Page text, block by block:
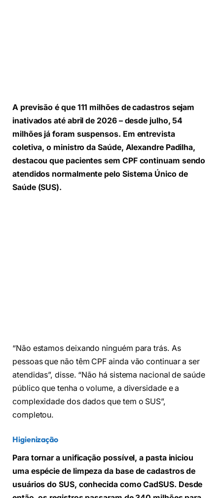
A previsão é que 111 milhões de cadastros sejam
inativados até abril de 2026 – desde julho, 54
milhões já foram suspensos. Em entrevista
coletiva, o ministro da Saúde, Alexandre Padilha,
destacou que pacientes sem CPF continuam sendo
atendidos normalmente pelo Sistema Único de
Saúde (SUS).
“Não estamos deixando ninguém para trás. As
pessoas que não têm CPF ainda vão continuar a ser
atendidas”, disse. “Não há sistema nacional de saúde
público que tenha o volume, a diversidade e a
complexidade dos dados que tem o SUS”,
completou.
Higienização
Para tornar a unificação possível, a pasta iniciou
uma espécie de limpeza da base de cadastros de
usuários do SUS, conhecida como CadSUS. Desde